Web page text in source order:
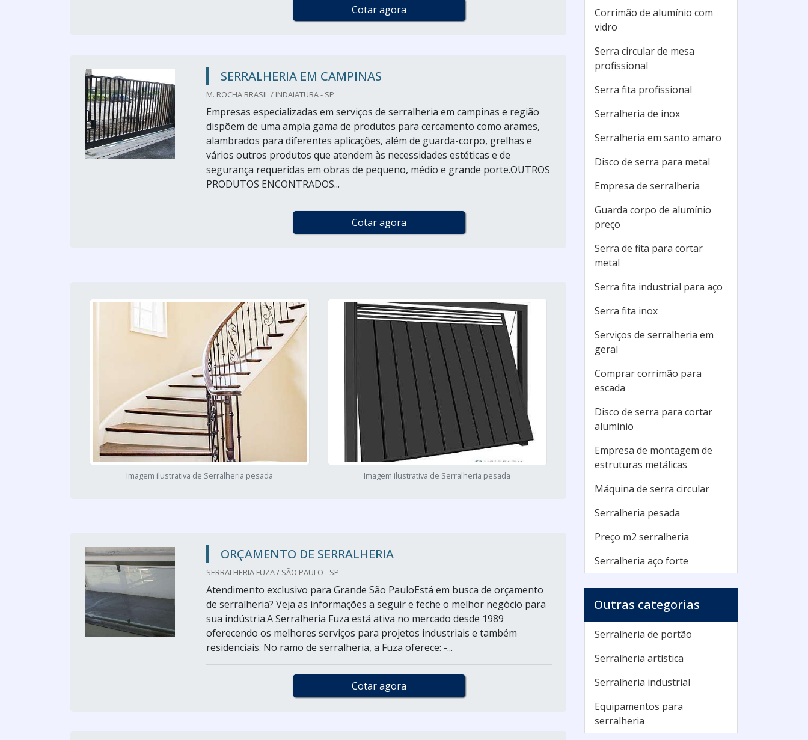
Cotar agora
SERRALHERIA EM CAMPINAS
M. ROCHA BRASIL / INDAIATUBA - SP
Empresas especializadas em serviços de serralheria em campinas e região
dispõem de uma ampla gama de produtos para cercamento como arames,
alambrados para diferentes aplicações, além de guarda-corpo, grelhas e
vários outros produtos que atendem às necessidades estéticas e de
segurança requeridas em obras de pequeno, médio e grande porte.OUTROS
PRODUTOS ENCONTRADOS...
Cotar agora
Imagem ilustrativa de Serralheria pesada Imagem ilustrativa de Serralheria pesada
ORÇAMENTO DE SERRALHERIA
SERRALHERIA FUZA / SÃO PAULO - SP
Atendimento exclusivo para Grande São PauloEstá em busca de orçamento
de serralheria? Veja as informações a seguir e feche o melhor negócio para
sua indústria.A Serralheria Fuza está ativa no mercado desde 1989
oferecendo os melhores serviços para projetos industriais e também
residenciais. No ramo de serralheria, a Fuza oferece: -...
Cotar agora
Corrimão de alumínio com
vidro
Serra circular de mesa
profissional
Serra fita profissional
Serralheria de inox
Serralheria em santo amaro
Disco de serra para metal
Empresa de serralheria
Guarda corpo de alumínio
preço
Serra de fita para cortar
metal
Serra fita industrial para aço
Serra fita inox
Serviços de serralheria em
geral
Comprar corrimão para
escada
Disco de serra para cortar
alumínio
Empresa de montagem de
estruturas metálicas
Máquina de serra circular
Serralheria pesada
Preço m2 serralheria
Serralheria aço forte
Outras categorias
Serralheria de portão
Serralheria artística
Serralheria industrial
Equipamentos para
serralheria